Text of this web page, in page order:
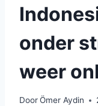
onder
weer
DoorÖmer Aydin